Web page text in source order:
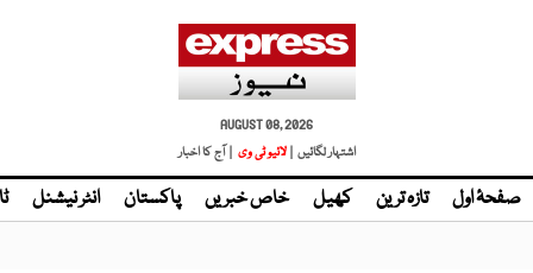
AUGUST 08, 2026
اشتہار لگائیں |
| آج کا اخبار
صفحۂ اول تازہ ترین کھیل خاص خبریں پاکستان انٹر نیشنل